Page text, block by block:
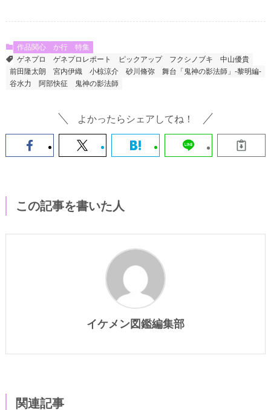
作品関心 か行
特集
ゲネプロ
ゲネプロレポート ピックアップ フクシノブキ
中⼭優貴
前⽥隆太朗
宮内伊織 ⼩椋涼介 砂川脩弥
舞台「鬼神の影法師」-黎明編-
⾕⽔⼒
阿部快征 鬼神の影法師
よかったらシェアしてね！
この記事を書いた人
イケメン図鑑編集部
関連記事